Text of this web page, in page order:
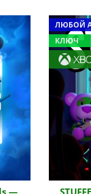
—
ЛЮБОЙ
КЛЮЧ